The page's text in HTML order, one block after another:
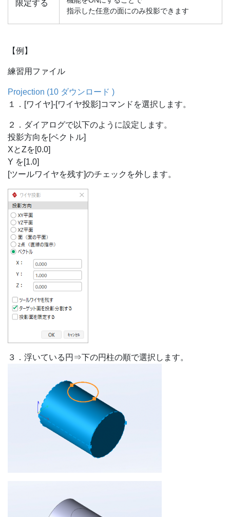
限定する
指示した任意の面にのみ投影できます
【例】
練習用ファイル
Projection (10 ダウンロード )
１．[ワイヤ]-[ワイヤ投影]コマンドを選択します。
２．ダイアログで以下のように設定します。
投影方向を[ベクトル]
XとZを[0.0]
Y を[1.0]
[ツールワイヤを残す]のチェックを外します。
３．浮いている円⇒下の円柱の順で選択します。